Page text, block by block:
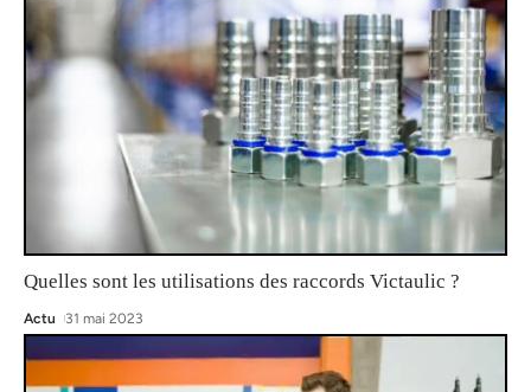
Quelles sont les utilisations des raccords Victaulic ?
Actu 31 mai 2023